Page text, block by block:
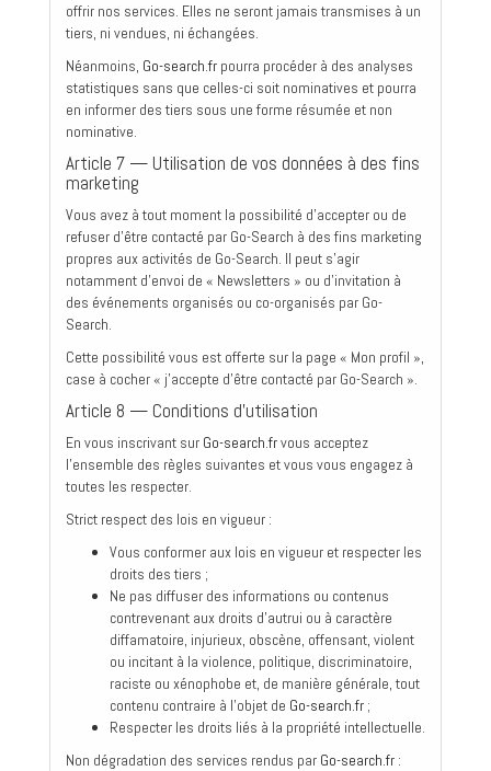
offrir nos services. Elles ne seront jamais transmises à un
tiers, ni vendues, ni échangées.
Néanmoins, Go-search.fr pourra procéder à des analyses
statistiques sans que celles-ci soit nominatives et pourra
en informer des tiers sous une forme résumée et non
nominative.
Article 7 — Utilisation de vos données à des fins
marketing
Vous avez à tout moment la possibilité d'accepter ou de
refuser d'être contacté par Go-Search à des fins marketing
propres aux activités de Go-Search. Il peut s'agir
notamment d'envoi de « Newsletters » ou d'invitation à
des événements organisés ou co-organisés par Go-
Search.
Cette possibilité vous est offerte sur la page « Mon profil »,
case à cocher « j'accepte d'être contacté par Go-Search ».
Article 8 — Conditions d'utilisation
En vous inscrivant sur Go-search.frvous acceptez
l'ensemble des règles suivantes et vous vous engagez à
toutes les respecter.
Strict respect des lois en vigueur :
Vous conformer aux lois en vigueur et respecter les
droits des tiers ;
Ne pas diffuser des informations ou contenus
contrevenant aux droits d'autrui ou à caractère
diffamatoire, injurieux, obscène, offensant, violent
ou incitant à la violence, politique, discriminatoire,
raciste ou xénophobe et, de manière générale, tout
contenu contraire à l'objet de Go-search.fr ;
Respecter les droits liés à la propriété intellectuelle.
Non dégradation des services rendus par Go-search.fr :